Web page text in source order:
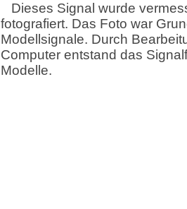
Dieses Signal wurde
fotografiert. Das Foto war
Modellsignale. Durch
Computer entstand das
Modelle.